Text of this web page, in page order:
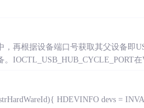
再根据设备端口号获取其父设备即
。IOCTL_USB_HUB_CYCLE_PORT
HDEVINFO devs =